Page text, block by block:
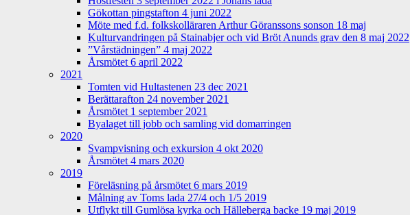
Gökottan pingstafton 4 juni 2022
Möte med f.d. folkskolläraren Arthur Göranssons sonson 18 maj
Kulturvandringen på Stainabjer och vid Bröt Anunds grav den 8 maj 2022
”Vårstädningen” 4 maj 2022
Årsmötet 6 april 2022
2021
Tomten vid Hultastenen 23 dec 2021
Berättarafton 24 november 2021
Årsmötet 1 september 2021
Byalaget till jobb och samling vid domarringen
2020
Svampvisning och exkursion 4 okt 2020
Årsmötet 4 mars 2020
2019
Föreläsning på årsmötet 6 mars 2019
Målning av Toms lada 27/4 och 1/5 2019
Utflykt till Gumlösa kyrka och Hälleberga backe 19 maj 2019